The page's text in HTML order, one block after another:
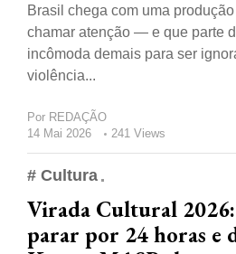
Brasil chega com uma
chamar atenção — e que parte
incômoda demais para ser
violência...
Por REDAÇÃO
14 Mai 2026
241 Views
# Cultura
Virada Cultural 2026:
parar por 24 horas e